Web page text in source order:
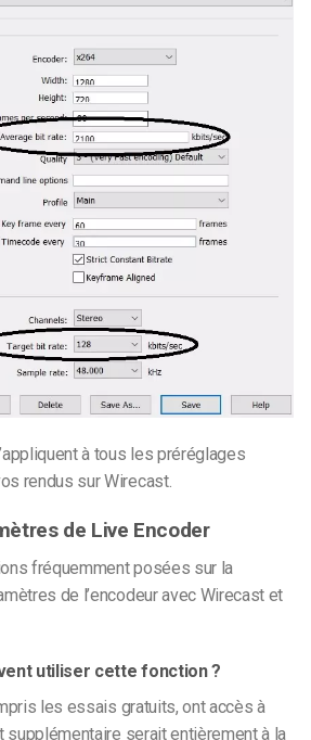
à tous les préréglages
rendus sur Wirecast.
de Live Encoder
fréquemment posées sur la
de l’encodeur avec Wirecast et
utiliser cette fonction ?
les essais gratuits, ont accès à
supplémentaire serait entièrement à la